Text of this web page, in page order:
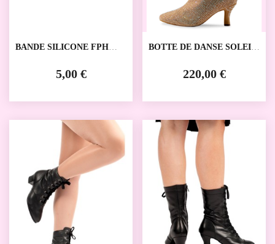
BANDE SILICONE FPH
5,00 €
BOTTE DE DANSE SOLEIL
220,00 €